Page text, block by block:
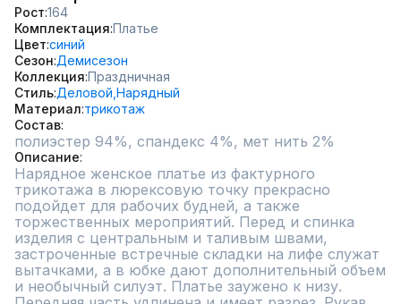
Рост 164
Комплектация Платье
Цвет синий
Сезон Демисезон
Коллекция Праздничная
Стиль Деловой, Нарядный
Материал трикотаж
Состав
полиэстер 94%, спандекс 4%, мет нить 2%
Описание
Нарядное женское платье из фактурного
трикотажа в люрексовую точку прекрасно
подойдет для рабочих будней, а также
торжественных мероприятий. Перед и спинка
изделия с центральным и таливым швами,
застроченные встречные складки на лифе служат
вытачками, а в юбке дают дополнительный объем
и необычный силуэт. Платье заужено к низу.